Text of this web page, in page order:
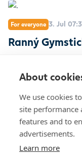
About
We use cookies
site performance
features and to
advertisements.
Learn more
For everyone 3. Jul
Ranný
Contacts
Documents for
Cookies settings